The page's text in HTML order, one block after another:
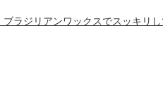
ラジリアンワックスでスッキリ